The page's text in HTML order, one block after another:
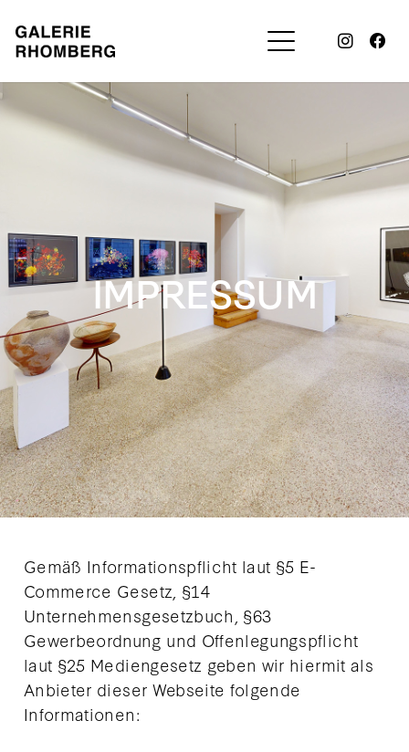
IMPRESSUM
Gemäß Informationspflicht laut §5 E-
Commerce Gesetz, §14
Unternehmensgesetzbuch, §63
Gewerbeordnung und Offenlegungspflicht
laut §25 Mediengesetz geben wir hiermit als
Anbieter dieser Webseite folgende
Informationen: